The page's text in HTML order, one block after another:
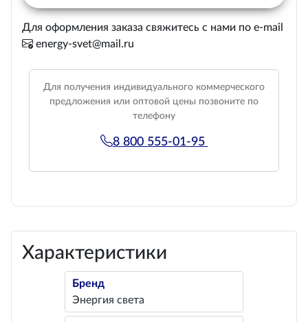
Для оформления заказа свяжитесь с нами по e-mail
energy-svet@mail.ru
Для получения индивидуального коммерческого
предложения или оптовой цены позвоните по
телефону
8 800 555-01-95
Характеристики
Бренд
Энергия света